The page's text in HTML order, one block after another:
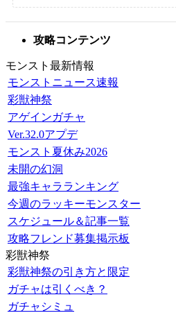
攻略コンテンツ
モンスト最新情報
モンストニュース速報
彩獣神祭
アゲインガチャ
Ver.32.0アプデ
モンスト夏休み2026
未開の幻洞
最強キャラランキング
今週のラッキーモンスター
スケジュール＆記事一覧
攻略フレンド募集掲示板
彩獣神祭
彩獣神祭の引き方と限定
ガチャは引くべき？
ガチャシミュ